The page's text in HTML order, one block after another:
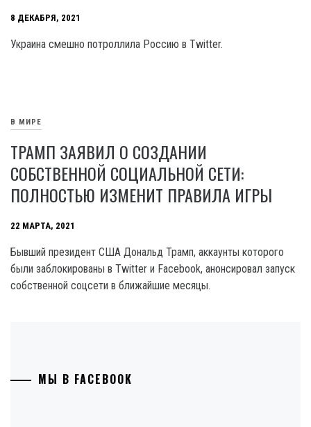
8 ДЕКАБРЯ, 2021
Украина смешно потроллила Россию в Twitter.
В МИРЕ
ТРАМП ЗАЯВИЛ О СОЗДАНИИ
СОБСТВЕННОЙ СОЦИАЛЬНОЙ СЕТИ:
ПОЛНОСТЬЮ ИЗМЕНИТ ПРАВИЛА ИГРЫ
22 МАРТА, 2021
Бывший президент США Дональд Трамп, аккаунты которого
были заблокированы в Twitter и Facebook, анонсировал запуск
собственной соцсети в ближайшие месяцы.
МЫ В FACEBOOK